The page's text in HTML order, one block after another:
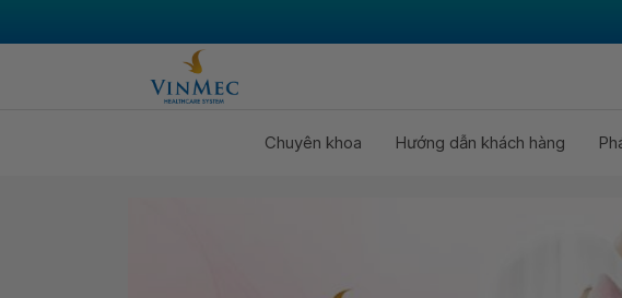
Chuyên khoa Hướng dẫn khách hàng